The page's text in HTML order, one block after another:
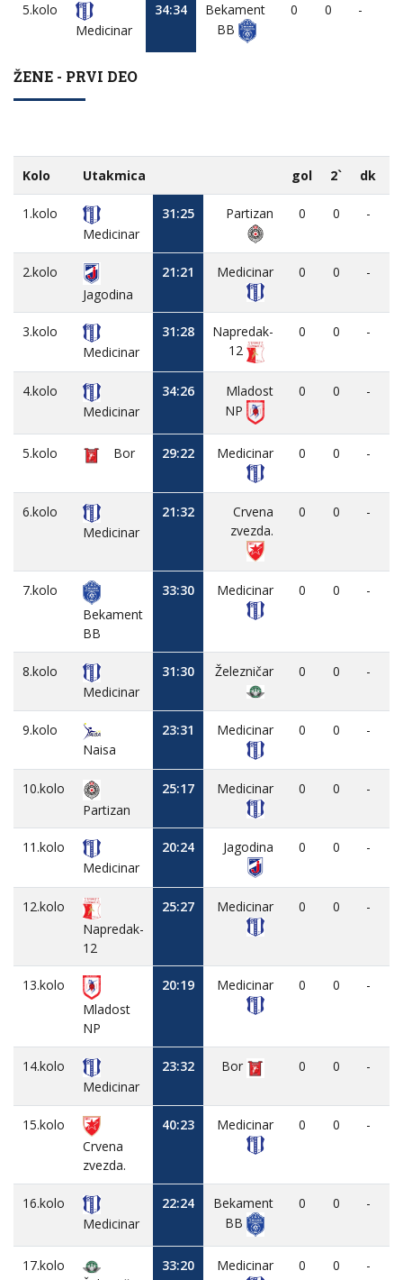
5.kolo
Medicinar
34:34
Bekament
BB
0 0 -
ŽENE - PRVI DEO
Kolo Utakmica gol 2` dk
1.kolo
Medicinar
31:25 Partizan 0 0 -
2.kolo
Jagodina
21:21 Medicinar 0 0 -
3.kolo
Medicinar
31:28
Napredak-
12
0 0 -
4.kolo
Medicinar
34:26
Mladost
NP
0 0 -
5.kolo Bor 29:22 Medicinar 0 0 -
6.kolo
Medicinar
21:32
Crvena
zvezda.
0 0 -
7.kolo
Bekament
BB
33:30 Medicinar 0 0 -
8.kolo
Medicinar
31:30 Železničar 0 0 -
9.kolo
Naisa
23:31 Medicinar 0 0 -
10.kolo
Partizan
25:17 Medicinar 0 0 -
11.kolo
Medicinar
20:24 Jagodina 0 0 -
12.kolo
Napredak-
12
25:27 Medicinar 0 0 -
13.kolo
Mladost
NP
20:19 Medicinar 0 0 -
14.kolo
Medicinar
23:32 Bor 0 0 -
15.kolo
Crvena
zvezda.
40:23 Medicinar 0 0 -
16.kolo
Medicinar
22:24
Bekament
BB
0 0 -
17.kolo
33:20 Medicinar 0 0 -